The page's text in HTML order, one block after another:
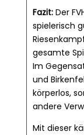
Fazit:Der
spielerisch
gesamte
Im
und
körperlos,
andere
Mit dieser